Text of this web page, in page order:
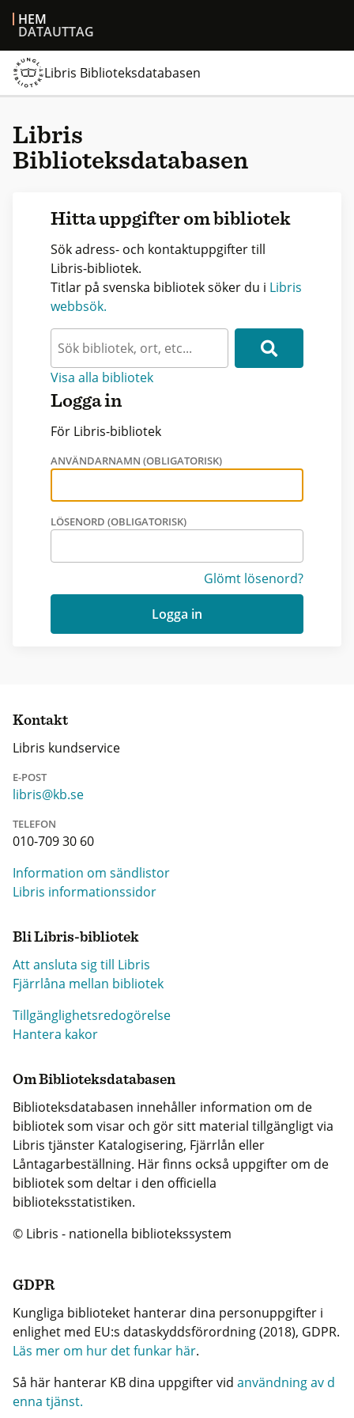
HEM
DATAUTTAG
Libris Biblioteksdatabasen
Libris
Biblioteksdatabasen
Hitta uppgifter om bibliotek
Sök adress- och kontaktuppgifter till
Libris-bibliotek.
Titlar på svenska bibliotek söker du i Libris
webbsök.
Visa alla bibliotek
Logga in
För Libris-bibliotek
ANVÄNDARNAMN (OBLIGATORISK)
LÖSENORD (OBLIGATORISK)
Glömt lösenord?
Logga in
Kontakt
Libris kundservice
E-POST
libris@kb.se
TELEFON
010-709 30 60
Information om sändlistor
Libris informationssidor
Bli Libris-bibliotek
Att ansluta sig till Libris
Fjärrlåna mellan bibliotek
Tillgänglighetsredogörelse
Hantera kakor
Om Biblioteksdatabasen
Biblioteksdatabasen innehåller information om de
bibliotek som visar och gör sitt material tillgängligt via
Libris tjänster Katalogisering, Fjärrlån eller
Låntagarbeställning. Här finns också uppgifter om de
bibliotek som deltar i den officiella
biblioteksstatistiken.
© Libris - nationella bibliotekssystem
GDPR
Kungliga biblioteket hanterar dina personuppgifter i
enlighet med EU:s dataskyddsförordning (2018), GDPR.
Läs mer om hur det funkar här.
Så här hanterar KB dina uppgifter vid användning av d
enna tjänst.